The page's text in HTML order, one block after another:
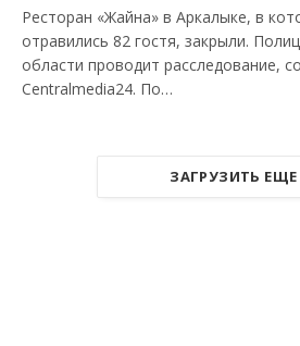
Ресторан «Жайна» в Аркалыке, в
отравились 82 гостя, закрыли.
области проводит расследование,
Centralmedia24. По…
ЗАГРУЗИТЬ ЕЩЕ